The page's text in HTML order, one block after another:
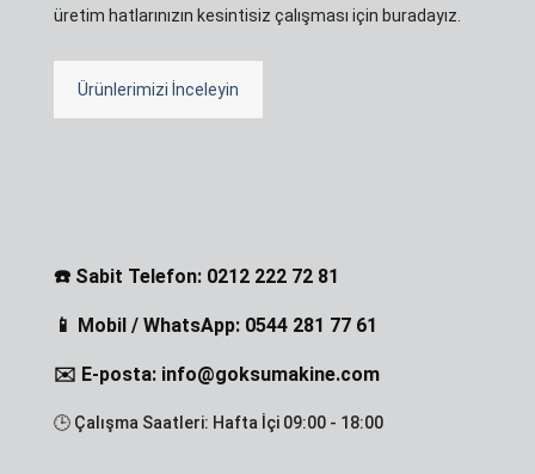
üretim hatlarınızın kesintisiz çalışması için buradayız.
Ürünlerimizi İnceleyin
☎️ Sabit Telefon: 0212 222 72 81
📱 Mobil / WhatsApp: 0544 281 77 61
✉️ E-posta: info@goksumakine.com
🕒 Çalışma Saatleri: Hafta İçi 09:00 - 18:00